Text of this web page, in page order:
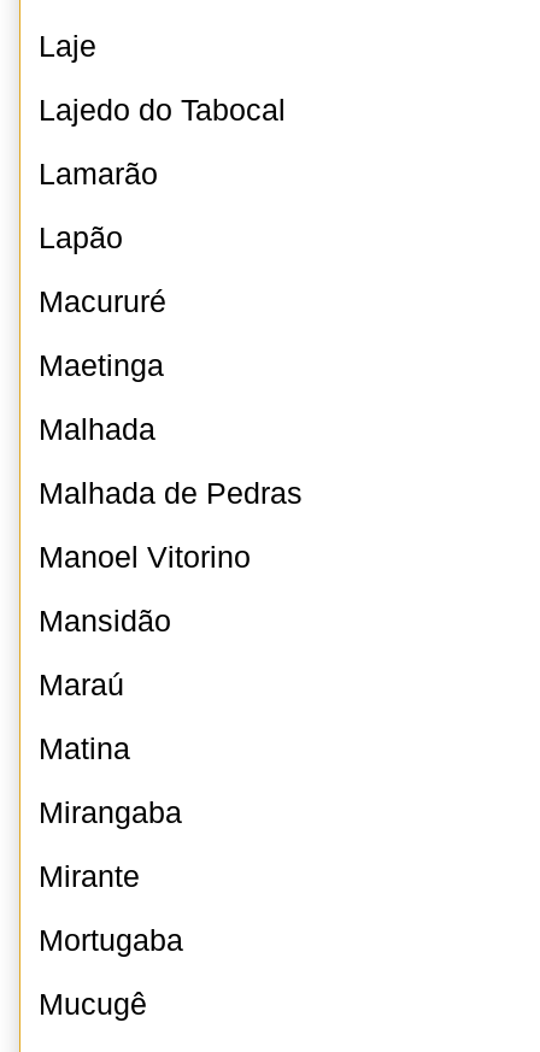
Laje
Lajedo do Tabocal
Lamarão
Lapão
Macururé
Maetinga
Malhada
Malhada de Pedras
Manoel Vitorino
Mansidão
Maraú
Matina
Mirangaba
Mirante
Mortugaba
Mucugê